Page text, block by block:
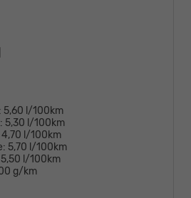
5,60 l/100km
5,30 l/100km
4,70 l/100km
5,70 l/100km
5,50 l/100km
g/km